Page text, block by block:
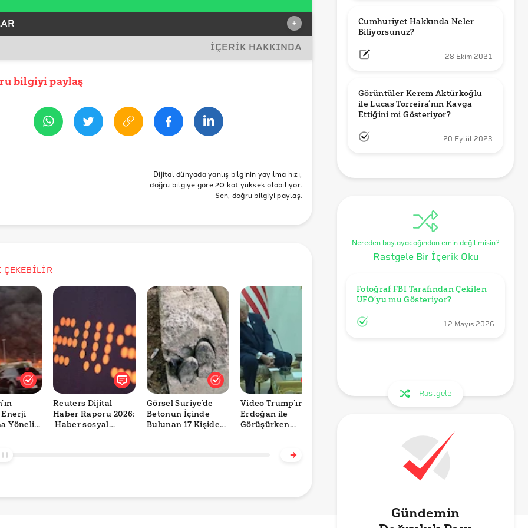
+
X limits
İÇERİK HAKKINDA
bilgiyi paylaş
Dijital dünyada yanlış bilginin yayılma hızı,
doğru bilgiye göre 20 kat yüksek olabiliyor.
Sen, doğru bilgiyi paylaş.
Enerji
Yönelik
Reuters Dijital
Haber Raporu 2026:
Haber sosyal
Görsel Suriye’de
Betonun İçinde
Bulunan 17 Kişiden
Video Trump’ın
Erdoğan ile
Görüşürken
Hantavirüsün
Yaşayabileceği
İddiası Doğru mu?
Cumhuriyet Hakkında Neler
Biliyorsunuz?
28 Ekim 2021
Görüntüler Kerem Aktürkoğlu
ile Lucas Torreira’nın Kavga
Ettiğini mi Gösteriyor?
20 Eylül 2023
Nereden başlayacağından emin değil misin?
Rastgele Bir İçerik Oku
Fotoğraf FBI Tarafından Çekilen
UFO’yu mu Gösteriyor?
12 Mayıs 2026
Rastgele
Gündemin